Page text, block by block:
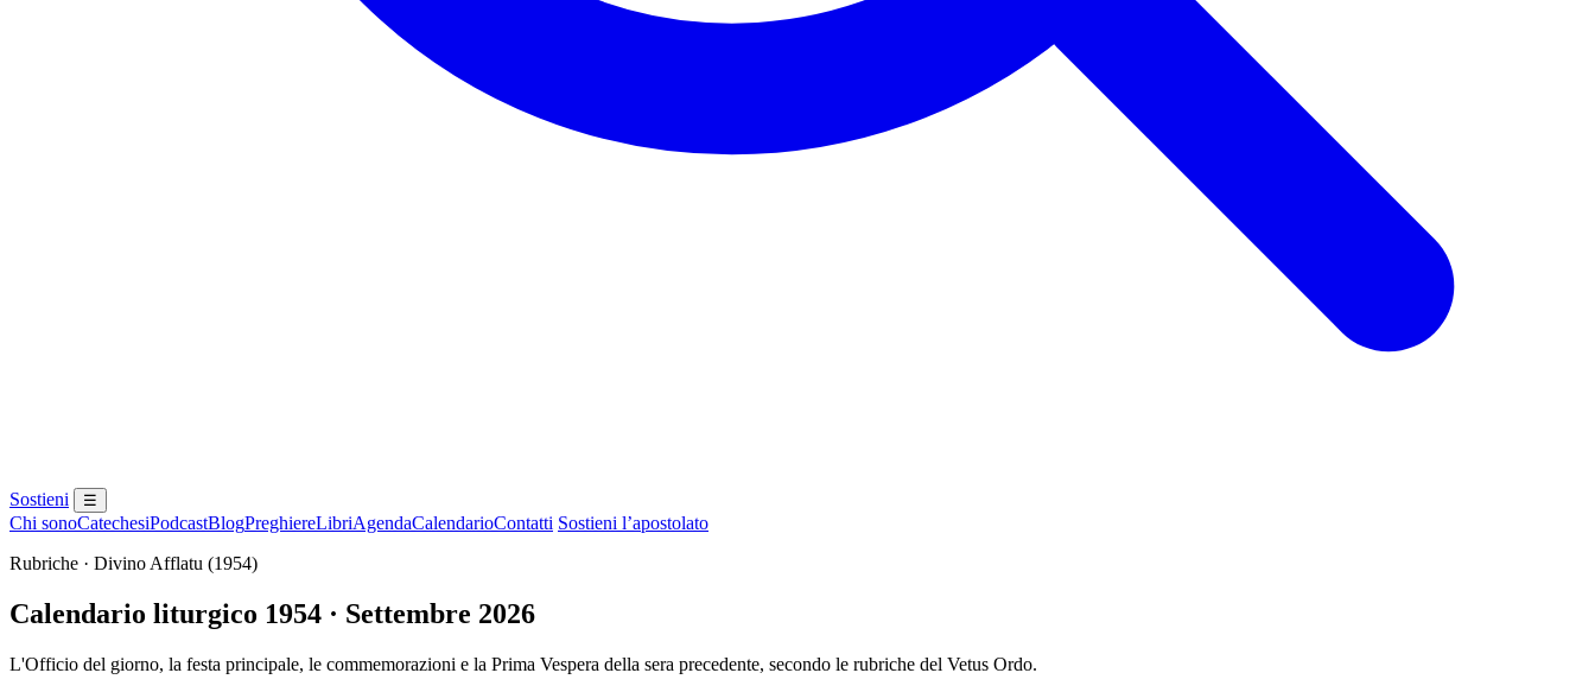
Sostieni ☰
Chi sonoCatechesiPodcastBlogPreghiereLibriAgendaCalendarioContatti Sostieni l’apostolato
Rubriche · Divino Afflatu (1954)
Calendario liturgico 1954 · Settembre 2026
L'Officio del giorno, la festa principale, le commemorazioni e la Prima Vespera della sera precedente, secondo le rubriche del Vetus Ordo.